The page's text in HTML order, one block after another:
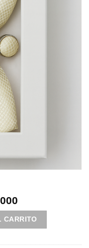
precio
actual
es:
$52.000.
claro cantidad
CARRITO